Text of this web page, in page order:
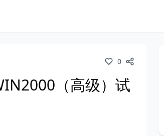
0
（高级）试